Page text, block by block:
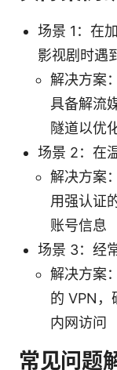
场景 1：在
影视剧时遇
解决方案
具备解流
隧道以优
场景 2：在
解决方案
用强认证
账号信息
场景 3：经
解决方案
的 VPN，
内网访问
常见问题